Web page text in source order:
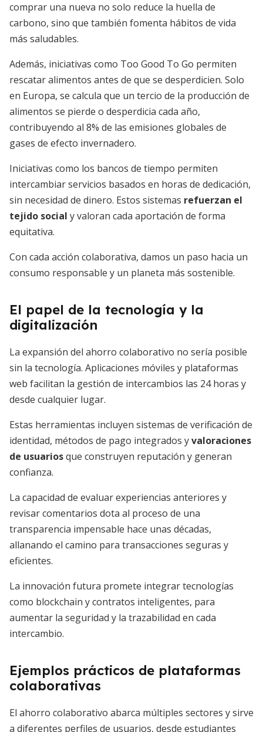
comprar una nueva no solo reduce la huella de
carbono, sino que también fomenta hábitos de vida
más saludables.
Además, iniciativas como Too Good To Go permiten
rescatar alimentos antes de que se desperdicien. Solo
en Europa, se calcula que un tercio de la producción de
alimentos se pierde o desperdicia cada año,
contribuyendo al 8% de las emisiones globales de
gases de efecto invernadero.
Iniciativas como los bancos de tiempo permiten
intercambiar servicios basados en horas de dedicación,
sin necesidad de dinero. Estos sistemas refuerzan el
tejido social y valoran cada aportación de forma
equitativa.
Con cada acción colaborativa, damos un paso hacia un
consumo responsable y un planeta más sostenible.
El papel de la tecnología y la
digitalización
La expansión del ahorro colaborativo no sería posible
sin la tecnología. Aplicaciones móviles y plataformas
web facilitan la gestión de intercambios las 24 horas y
desde cualquier lugar.
Estas herramientas incluyen sistemas de verificación de
identidad, métodos de pago integrados yvaloraciones
de usuariosque construyen reputación y generan
confianza.
La capacidad de evaluar experiencias anteriores y
revisar comentarios dota al proceso de una
transparencia impensable hace unas décadas,
allanando el camino para transacciones seguras y
eficientes.
La innovación futura promete integrar tecnologías
como blockchain y contratos inteligentes, para
aumentar la seguridad y la trazabilidad en cada
intercambio.
Ejemplos prácticos de plataformas
colaborativas
El ahorro colaborativo abarca múltiples sectores y sirve
a diferentes perfiles de usuarios, desde estudiantes